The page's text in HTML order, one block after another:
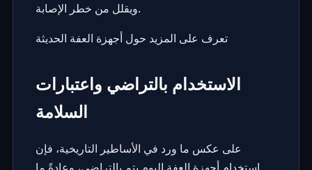
ويقلل من خطر الإصابة.
تعرف على المزيد حول أجهزة العفة الحديثة
الاستخدام بالتراضي واعتبارات
السلامة
على عكس ما ورد في الأساطير التاريخية، فإن